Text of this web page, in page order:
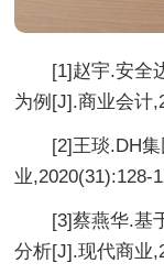
[1]赵宇.安全边
为例[J].商业会计
[2]王琰.DH集
业,2020(31):128-
[3]蔡燕华.基于
分析[J].现代商业